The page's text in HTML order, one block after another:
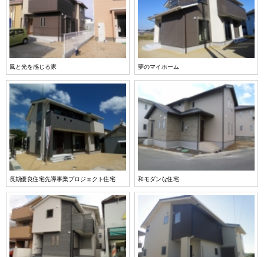
風と光を感じる家 夢のマイホーム
長期優良住宅先導事業プロジェクト住宅 和モダンな住宅